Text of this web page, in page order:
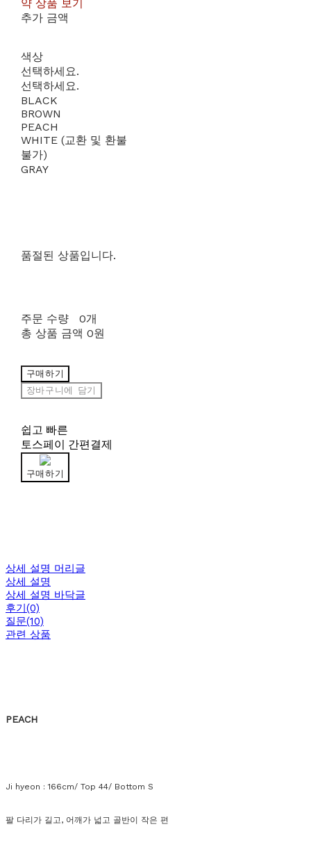
약 상품 보기
추가 금액
색상
선택하세요.
선택하세요.
BLACK
BROWN
PEACH
WHITE (교환 및 환불
불가)
GRAY
품절된 상품입니다.
주문 수량
0개
총 상품 금액 0원
구매하기
장바구니에 담기
쉽고 빠른
토스페이 간편결제
구매하기
상세 설명 머리글
상세 설명
상세 설명 바닥글
후기(0)
질문(10)
관련 상품
PEACH
Ji hyeon : 166cm/ Top 44/ Bottom S
팔 다리가 길고, 어깨가 넓고 골반이 작은 편